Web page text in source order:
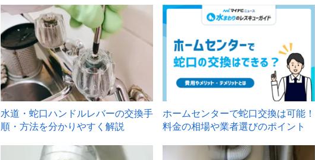
2
水道・蛇口ハンドルレバーの交換手
順・方法を分かりやすく解説
ホームセンターで蛇口交換は可能！
料金の相場や業者選びのポイント